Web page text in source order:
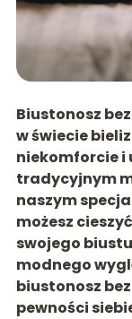
Biustonosz
w świecie
niekomforciei
tradycyjnym
naszym
możesz
swojego
modnego
biustonosz
pewności